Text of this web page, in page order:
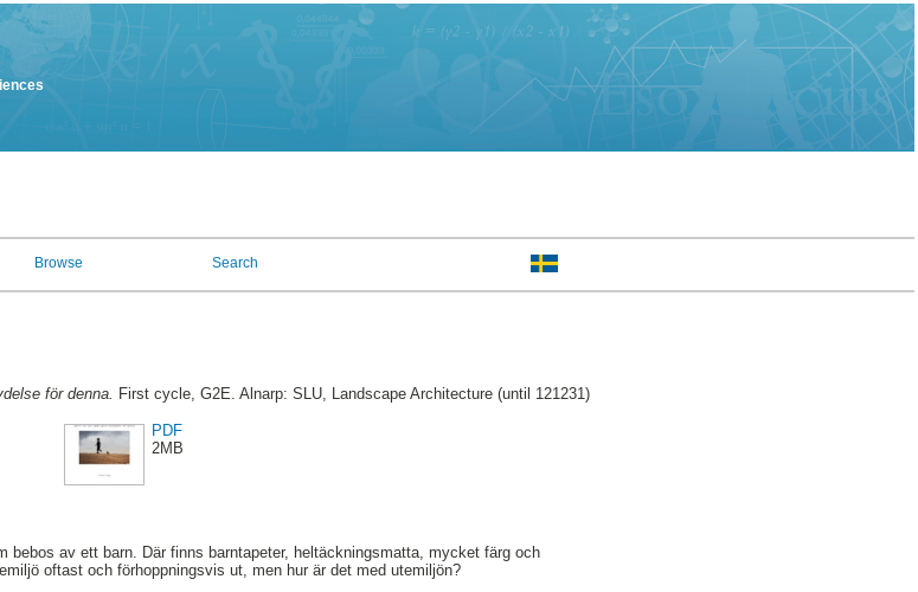
Browse Search
för denna. First cycle, G2E. Alnarp: SLU, Landscape Architecture (until 121231)
PDF
2MB
bebos av ett barn. Där finns barntapeter, heltäckningsmatta, mycket färg och
oftast och förhoppningsvis ut, men hur är det med utemiljön?